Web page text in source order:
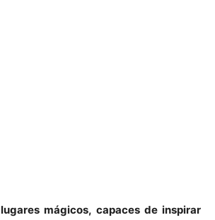
lugares mágicos, capaces de inspirar